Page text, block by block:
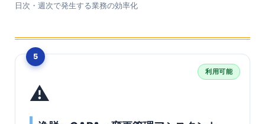
日次・週次で発生する業務の効率化
5
利用可能
⚠️